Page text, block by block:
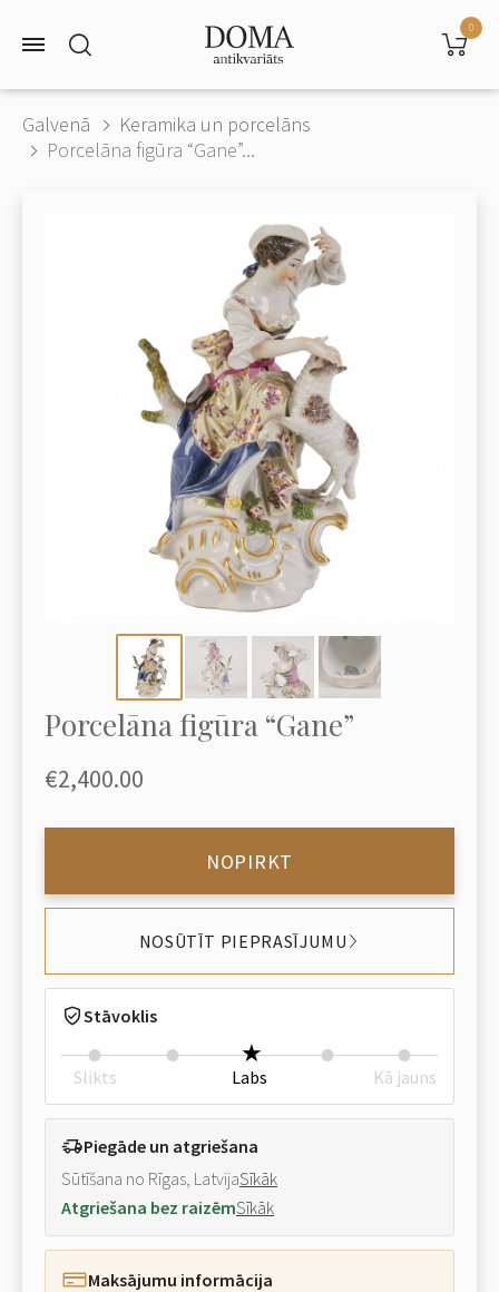
0
Galvenā
Keramika un porcelāns
Porcelāna figūra “Gane”...
Porcelāna figūra “Gane”
€2,400.00
NOPIRKT
NOSŪTĪT PIEPRASĪJUMU
Stāvoklis
Slikts Labs Kā jauns
Piegāde un atgriešana
Sūtīšana no Rīgas, LatvijaSīkāk
Atgriešana bez raizēmSīkāk
Maksājumu informācija